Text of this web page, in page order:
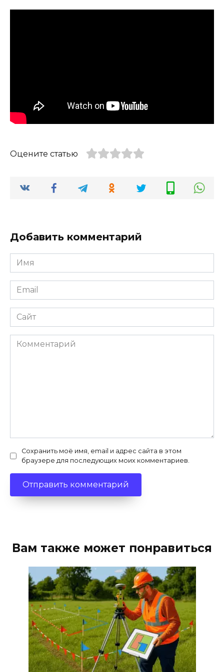
Оцените статью
Добавить комментарий
Имя
*
Email
*
Сайт
Комментарий
Сохранить моё имя, email и адрес сайта в этом
браузере для последующих моих комментариев.
Вам также может понравиться